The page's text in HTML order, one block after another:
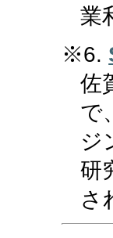
業
※6.
佐
で
ジ
研
さ